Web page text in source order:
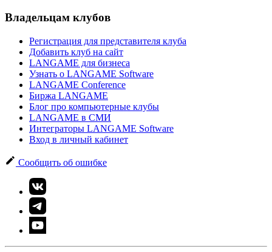
Владельцам клубов
Регистрация для представителя клуба
Добавить клуб на сайт
LANGAME для бизнеса
Узнать о LANGAME Software
LANGAME Conference
Биржа LANGAME
Блог про компьютерные клубы
LANGAME в СМИ
Интеграторы LANGAME Software
Вход в личный кабинет
Сообщить об ошибке